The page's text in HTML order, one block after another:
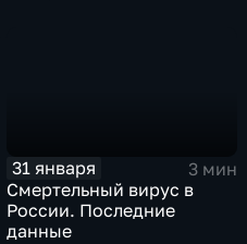
31 января
3 мин
Смертельный вирус в
России. Последние
данные